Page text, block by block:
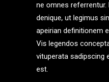
ne omnes referrentur.
denique, ut legimus
apeirian definitionem
Vis legendos
vituperata sadipscing
est.